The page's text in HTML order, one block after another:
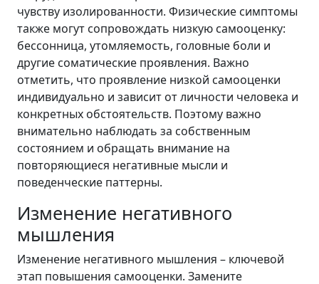
чувству изолированности. Физические симптомы
также могут сопровождать низкую самооценку:
бессонница, утомляемость, головные боли и
другие соматические проявления. Важно
отметить, что проявление низкой самооценки
индивидуально и зависит от личности человека и
конкретных обстоятельств. Поэтому важно
внимательно наблюдать за собственным
состоянием и обращать внимание на
повторяющиеся негативные мысли и
поведенческие паттерны.
Изменение негативного
мышления
Изменение негативного мышления – ключевой
этап повышения самооценки. Замените